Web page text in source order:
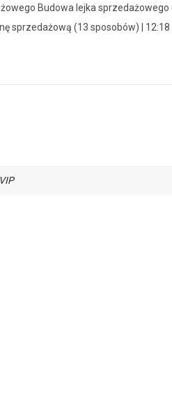
Budowa lejka
sprzedażową (13 sposobów) |